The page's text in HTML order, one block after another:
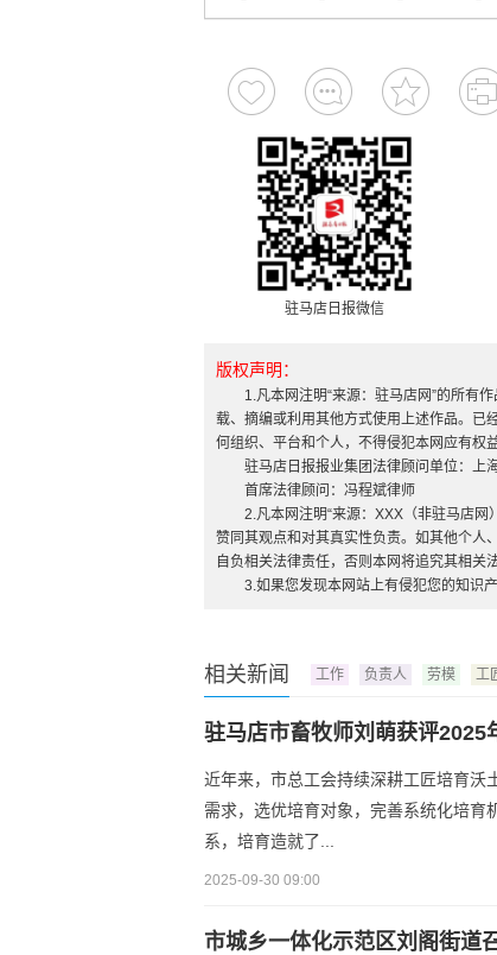
驻马店日报微信
版权声明：
1.凡本网注明“来源：驻马店网”的所有
载、摘编或利用其他方式使用上述作品。已
何组织、平台和个人，不得侵犯本网应有权
驻马店日报报业集团法律顾问单位：上
首席法律顾问：冯程斌律师
2.凡本网注明“来源：XXX（非驻马店
赞同其观点和对其真实性负责。如其他个人
自负相关法律责任，否则本网将追究其相关
3.如果您发现本网站上有侵犯您的知识
相关新闻 工作 负责人 劳模 工
驻马店市畜牧师刘萌获评2025
近年来，市总工会持续深耕工匠培育沃
需求，选优培育对象，完善系统化培育
系，培育造就了...
2025-09-30 09:00
市城乡一体化示范区刘阁街道